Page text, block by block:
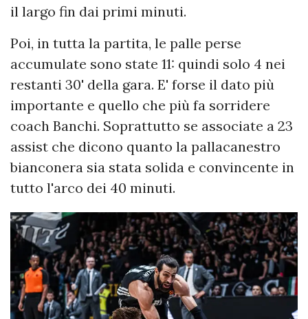
il largo fin dai primi minuti.
Poi, in tutta la partita, le palle perse
accumulate sono state 11: quindi solo 4 nei
restanti 30' della gara. E' forse il dato più
importante e quello che più fa sorridere
coach Banchi. Soprattutto se associate a 23
assist che dicono quanto la pallacanestro
bianconera sia stata solida e convincente in
tutto l'arco dei 40 minuti.